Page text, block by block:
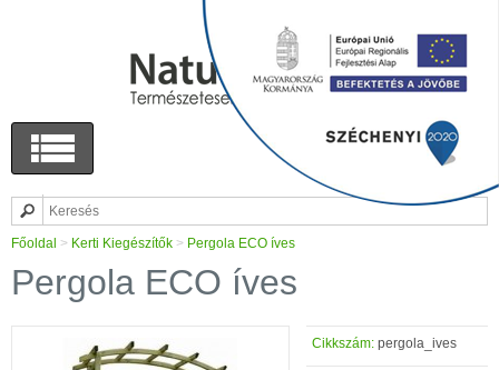
Főoldal > Kerti Kiegészítők > Pergola ECO íves
Pergola ECO íves
Cikkszám: pergola_ives